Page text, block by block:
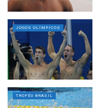
JOGOS OLÍMPICOS
TROFÉU BRASIL